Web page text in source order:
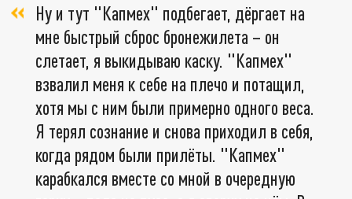
Ну и тут "Капмех" подбегает, дёргает на
мне быстрый сброс бронежилета – он
слетает, я выкидываю каску. "Капмех"
взвалил меня к себе на плечо и потащил,
хотя мы с ним были примерно одного веса.
Я терял сознание и снова приходил в себя,
когда рядом были прилёты. "Капмех"
карабкался вместе со мной в очередную